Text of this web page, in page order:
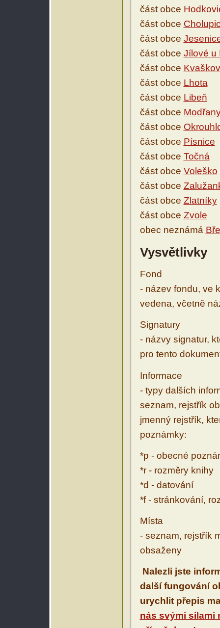
část obce
část obce
část obce
část obce Jílové u
část obce Kvaškov
část obce Lhota
část obce Libeň
část obce
část obce
část obce Písnice
část obce Točná
část obce Voleško
část obce
část obce Zlatníky
část obce Zvole
obec neznámá
Vysvětlivky
Fond
- název fondu, ve
vedena, včetně
Signatury
- názvy signatur,
pro tento
Informace
- typy dalších
seznam, rejstřík
jmenný rejstřík,
poznámky:
*p - obecné
*r - rozměry knihy
*d - datování
*f - stránkování,
Místa
- seznam, rejstřík
obsaženy
Nalezli jste
další fungování
urychlit přepis
nás svými silami